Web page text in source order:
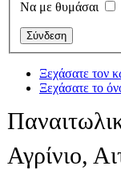
Να με θυμάσαι
Ξεχάσατε τον
Ξεχάσατε το
Αγρίνιο,